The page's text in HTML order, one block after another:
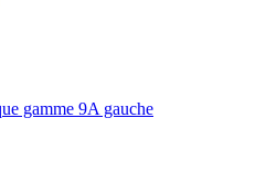
gamme 9A gauche